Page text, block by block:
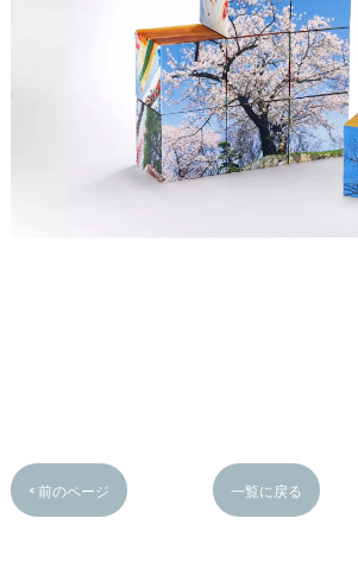
< 前のページ 一覧に戻る